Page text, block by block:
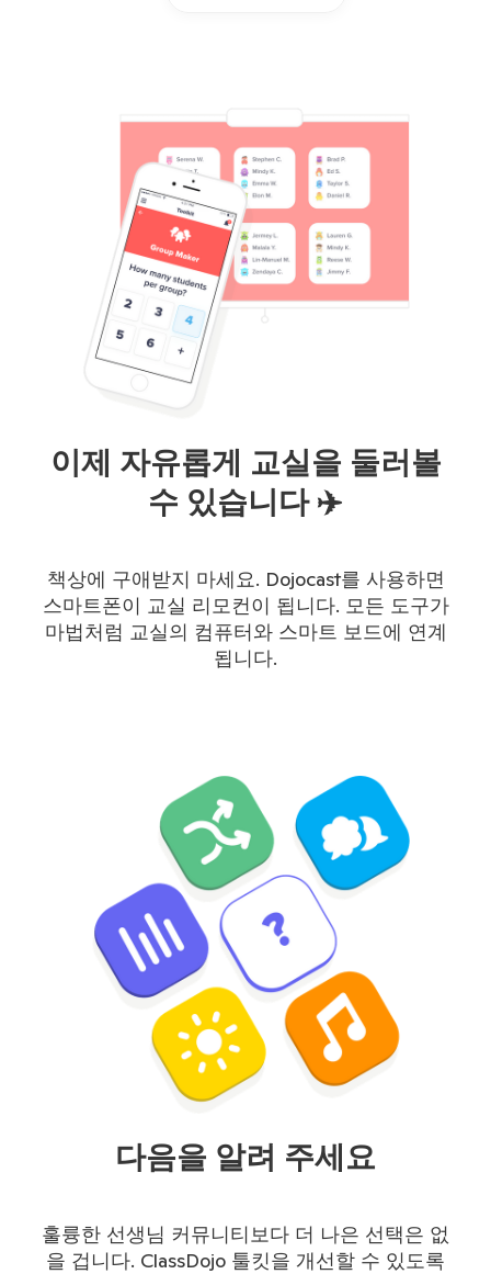
이제 자유롭게 교실을 둘러볼
수 있습니다 ✈️
책상에 구애받지 마세요. Dojocast를 사용하면
스마트폰이 교실 리모컨이 됩니다. 모든 도구가
마법처럼 교실의 컴퓨터와 스마트 보드에 연계
됩니다.
다음을 알려 주세요
훌륭한 선생님 커뮤니티보다 더 나은 선택은 없
을 겁니다. ClassDojo 툴킷을 개선할 수 있도록